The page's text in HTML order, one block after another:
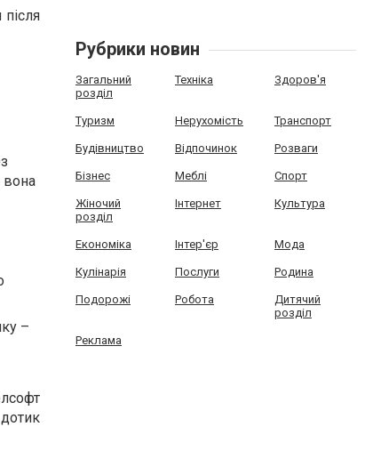
вона
–
Рубрики новин
Загальний
розділ
Техніка Здоров'я
Туризм Нерухомість Транспорт
Будівництво Відпочинок Розваги
Бізнес Меблі Спорт
Жіночий
розділ
Інтернет Культура
Економіка Інтер'єр Мода
Кулінарія Послуги Родина
Подорожі Робота
Дитячий
розділ
Реклама